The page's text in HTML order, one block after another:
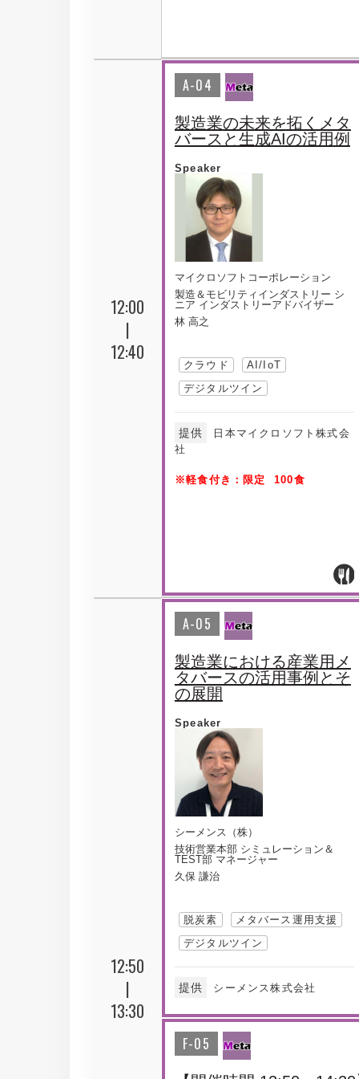
12:00
|
12:40
A-04
製造業の未来を拓くメタ
バースと生成AIの活用例
Speaker
マイクロソフトコーポレーション
製造＆モビリティインダストリー シ
ニア インダストリーアドバイザー
林 高之
クラウド
AI/IoT
デジタルツイン
提供
日本マイクロソフト株式会
社
※軽食付き：限定 100食
12:50
|
13:30
A-05
製造業における産業用メ
タバースの活用事例とそ
の展開
Speaker
シーメンス（株）
技術営業本部 シミュレーション＆
TEST部 マネージャー
久保 謙治
脱炭素
メタバース運用支援
デジタルツイン
提供 シーメンス株式会社
F-05